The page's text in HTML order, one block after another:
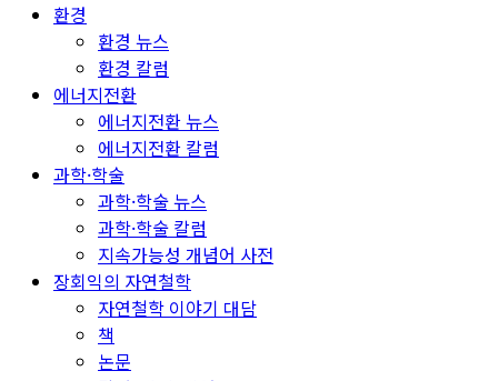
환경
환경 뉴스
환경 칼럼
에너지전환
에너지전환 뉴스
에너지전환 칼럼
과학·학술
과학·학술 뉴스
과학·학술 칼럼
지속가능성 개념어 사전
장회익의 자연철학
자연철학 이야기 대담
책
논문